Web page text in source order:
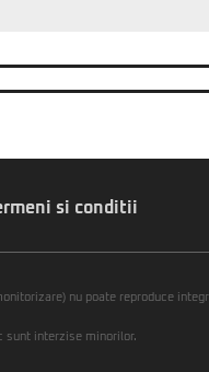
si conditii
nu poate reproduce
sunt interzise minorilor.